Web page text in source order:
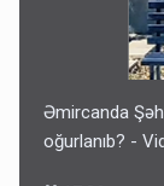
Əmircanda
oğurlanıb? -